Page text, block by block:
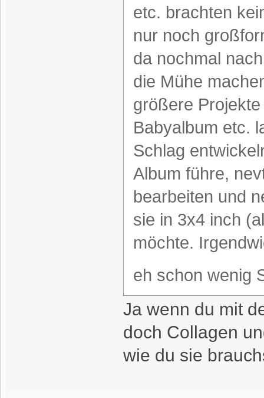
etc. brachten
nur noch
da nochmal
die Mühe
größere
Babyalbum etc.
Schlag
Album führe,
bearbeiten und
sie in 3x4 inch
möchte.
eh schon wenig
Ja wenn du mit
doch Collagen
wie du sie